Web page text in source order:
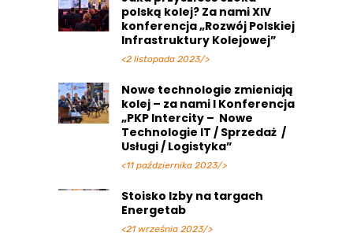
polską kolej? Za nami XIV
konferencja „Rozwój Polskiej
Infrastruktury Kolejowej”
<2 listopada 2023/>
Nowe technologie zmieniają
kolej – za nami I Konferencja
„PKP Intercity – Nowe
Technologie IT / Sprzedaż /
Usługi / Logistyka”
<11 października 2023/>
Stoisko Izby na targach
Energetab
<21 września 2023/>